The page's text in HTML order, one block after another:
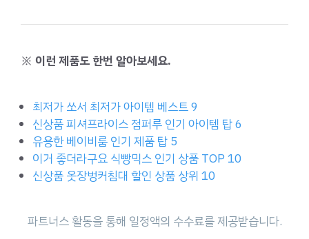
※ 이런 제품도 한번 알아보세요.
최저가 쏘서 최저가 아이템 베스트 9
신상품 피셔프라이스 점퍼루 인기 아이템 탑 6
유용한 베이비룸 인기 제품 탑 5
이거 좋더라구요 식빵믹스 인기 상품 TOP 10
신상품 옷장벙커침대 할인 상품 상위 10